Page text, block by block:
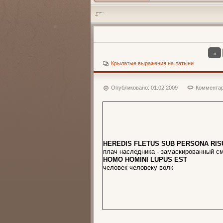
«
Крылатые выражения на латыни
Опубликовано: 01.02.2009
HEREDIS FLETUS SUB PERSONA
плач наследника - замаскированный
HOMO HOMINI LUPUS EST
человек человеку волк